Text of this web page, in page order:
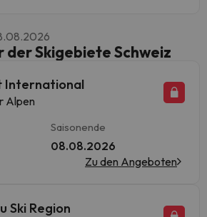
der Skigebiete Schweiz
International
Alpen
Saisonende
08.08.2026
Zu den Angeboten
Ski Region